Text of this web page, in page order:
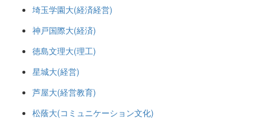
埼玉学園大(経済経営)
神戸国際大(経済)
徳島文理大(理工)
星城大(経営)
芦屋大(経営教育)
松蔭大(コミュニケーション文化)